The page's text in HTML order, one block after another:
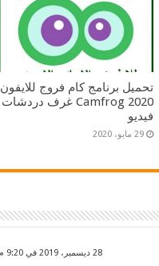
تحميل برنامج كام فروج للايفون
2020 Camfrog غرف دردشات
فيديو
29 مايو، 2020
28 ديسمبر، 2019 في 9:20 م